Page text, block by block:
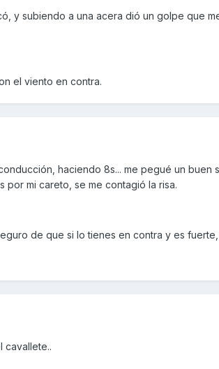
y subiendo a una acera dió un golpe que
el viento en contra.
haciendo 8s... me pegué un buen
por mi careto, se me contagió la risa.
de que si lo tienes en contra y es
cavallete..